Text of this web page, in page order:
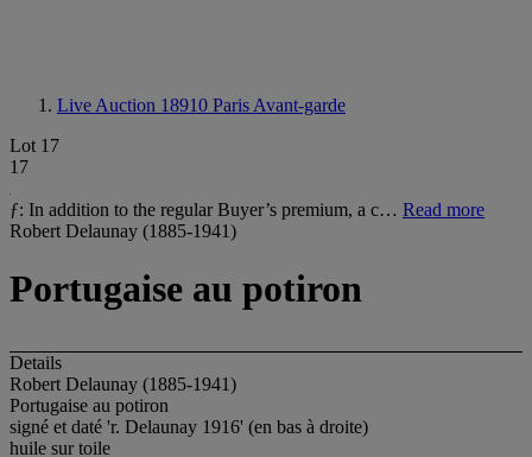
Live Auction 18910 Paris Avant-garde
Lot 17
17
ƒ: In addition to the regular Buyer’s premium, a c… Read more
Robert Delaunay (1885-1941)
Portugaise au potiron
Details
Robert Delaunay (1885-1941)
Portugaise au potiron
signé et daté 'r. Delaunay 1916' (en bas à droite)
huile sur toile